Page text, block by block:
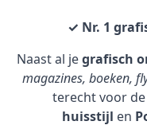
✓ Nr. 1
Naast al jegrafisch
magazines, boeken,
terecht voor
huisstijl en